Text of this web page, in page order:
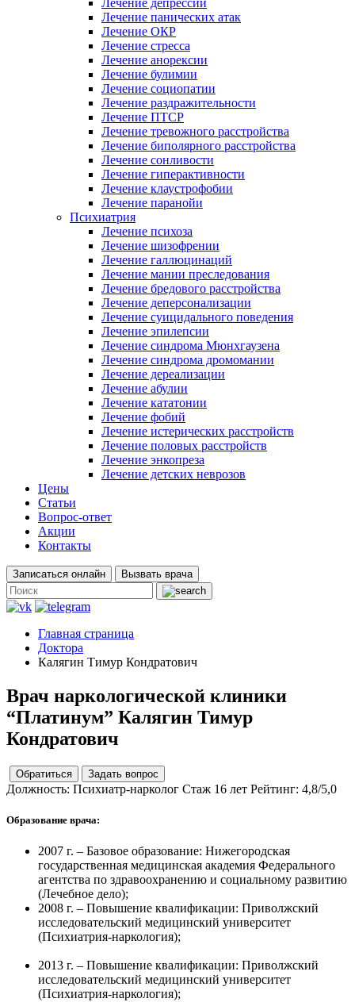
Лечение депрессии
Лечение панических атак
Лечение ОКР
Лечение стресса
Лечение анорексии
Лечение булимии
Лечение социопатии
Лечение раздражительности
Лечение ПТСР
Лечение тревожного расстройства
Лечение биполярного расстройства
Лечение сонливости
Лечение гиперактивности
Лечение клаустрофобии
Лечение паранойи
Психиатрия
Лечение психоза
Лечение шизофрении
Лечение галлюцинаций
Лечение мании преследования
Лечение бредового расстройства
Лечение деперсонализации
Лечение суицидального поведения
Лечение эпилепсии
Лечение синдрома Мюнхгаузена
Лечение синдрома дромомании
Лечение дереализации
Лечение абулии
Лечение кататонии
Лечение фобий
Лечение истерических расстройств
Лечение половых расстройств
Лечение энкопреза
Лечение детских неврозов
Цены
Статьи
Вопрос-ответ
Акции
Контакты
Записаться онлайн Вызвать врача
Главная страница
Доктора
Калягин Тимур Кондратович
Врач наркологической клиники
“Платинум” Калягин Тимур
Кондратович
Обратиться Задать вопрос
Должность: Психиатр-нарколог Стаж 16 лет Рейтинг: 4,8/5,0
Образование врача:
2007 г. – Базовое образование: Нижегородская
государственная медицинская академия Федерального
агентства по здравоохранению и социальному развитию
(Лечебное дело);
2008 г. – Повышение квалификации: Приволжский
исследовательский медицинский университет
(Психиатрия-наркология);
2013 г. – Повышение квалификации: Приволжский
исследовательский медицинский университет
(Психиатрия-наркология);